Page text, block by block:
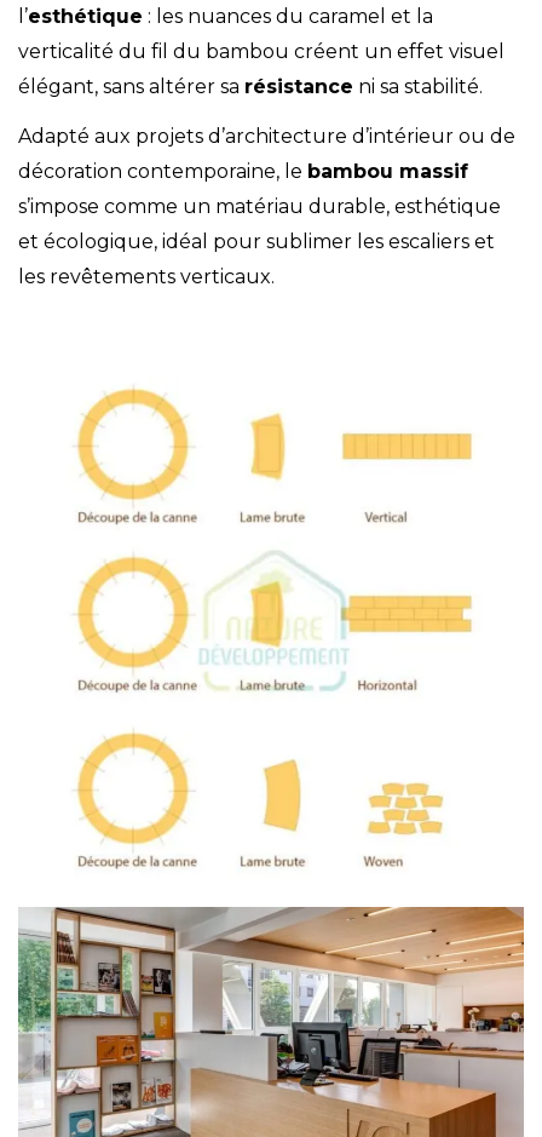
l’esthétique : les nuances du caramel et la
verticalité du fil du bambou créent un effet visuel
élégant, sans altérer sa résistance ni sa stabilité.
Adapté aux projets d’architecture d’intérieur ou de
décoration contemporaine, le bambou massif
s’impose comme un matériau durable, esthétique
et écologique, idéal pour sublimer les escaliers et
les revêtements verticaux.